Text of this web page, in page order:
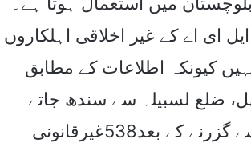
ای اے کے غیر اخلاقی اہلکاروں
کیونکہ اطلاعات کے مطابق
ضلع لسبیلہ سے سندھ جاتے
ہیں۔ لیکن روزانہ کی بنیاد پر ان متعدد چیک پوسٹوں سے گزرنے کے بعد538غیرقانونی